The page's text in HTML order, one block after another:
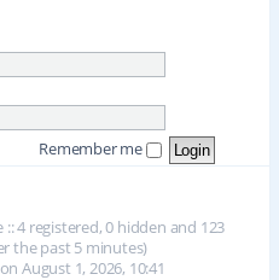
Remember me
4 registered, 0 hidden and 123
the past 5 minutes)
August 1, 2026, 10:41